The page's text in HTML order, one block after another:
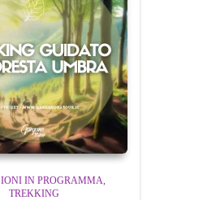
IN PROGRAMMA
TREKKING